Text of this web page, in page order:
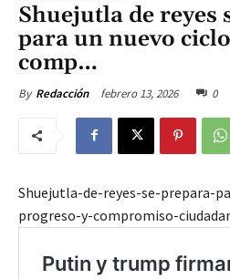
Shuejutla de reyes
para un nuevo
comp…
By Redacción febrero 13, 2026 0
Shuejutla-de-reyes-se-prepara-
progreso-y-compromiso-